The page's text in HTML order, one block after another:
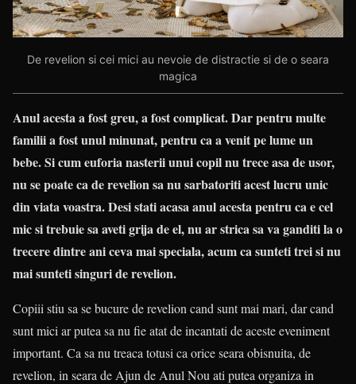
De revelion si cei mici au nevoie de distractie si de o seara
magica
Anul acesta a fost greu, a fost complicat. Dar pentru multe
familii a fost unul minunat, pentru ca a venit pe lume un
bebe. Si cum euforia nasterii unui copil nu trece asa de usor,
nu se poate ca de revelion sa nu sarbatoriti acest lucru unic
din viata voastra. Desi stati acasa anul acesta pentru ca e cel
mic si trebuie sa aveti grija de el, nu ar strica sa va ganditi la o
trecere dintre ani ceva mai speciala, acum ca sunteti trei si nu
mai sunteti singuri de revelion.
Copiii stiu sa se bucure de revelion cand sunt mai mari, dar cand
sunt mici ar putea sa nu fie atat de incantati de aceste eveniment
important. Ca sa nu treaca totusi ca orice seara obisnuita, de
revelion, in seara de Ajun de Anul Nou ati putea organiza in